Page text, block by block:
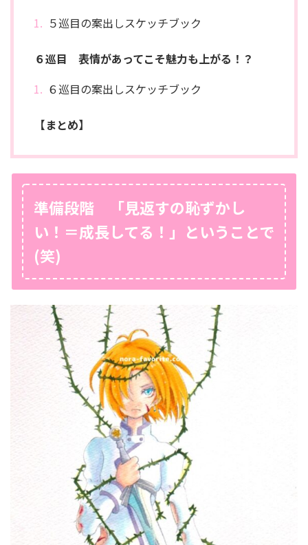
５巡目の案出しスケッチブック
６巡目 表情があってこそ魅力も上がる！？
６巡目の案出しスケッチブック
【まとめ】
準備段階 「見返すの恥ずかし
い！＝成長してる！」ということで
(笑)